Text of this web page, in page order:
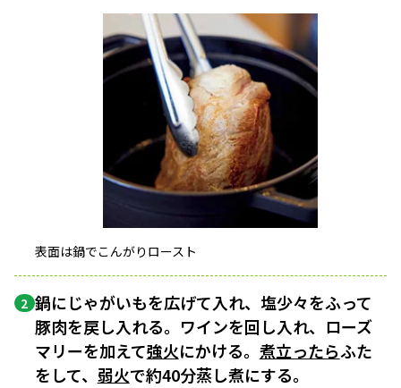
表面は鍋でこんがりロースト
2 鍋にじゃがいもを広げて入れ、塩少々をふって
豚肉を戻し入れる。ワインを回し入れ、ローズ
マリーを加えて強火にかける。 煮立ったらふた
をして、 弱火で約40分蒸し煮にする。